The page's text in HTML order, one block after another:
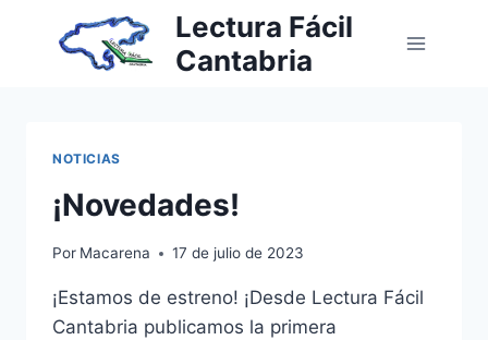
Lectura Fácil
Cantabria
NOTICIAS
¡Novedades!
Por Macarena 17 de julio de 2023
¡Estamos de estreno! ¡Desde Lectura Fácil
Cantabria publicamos la primera